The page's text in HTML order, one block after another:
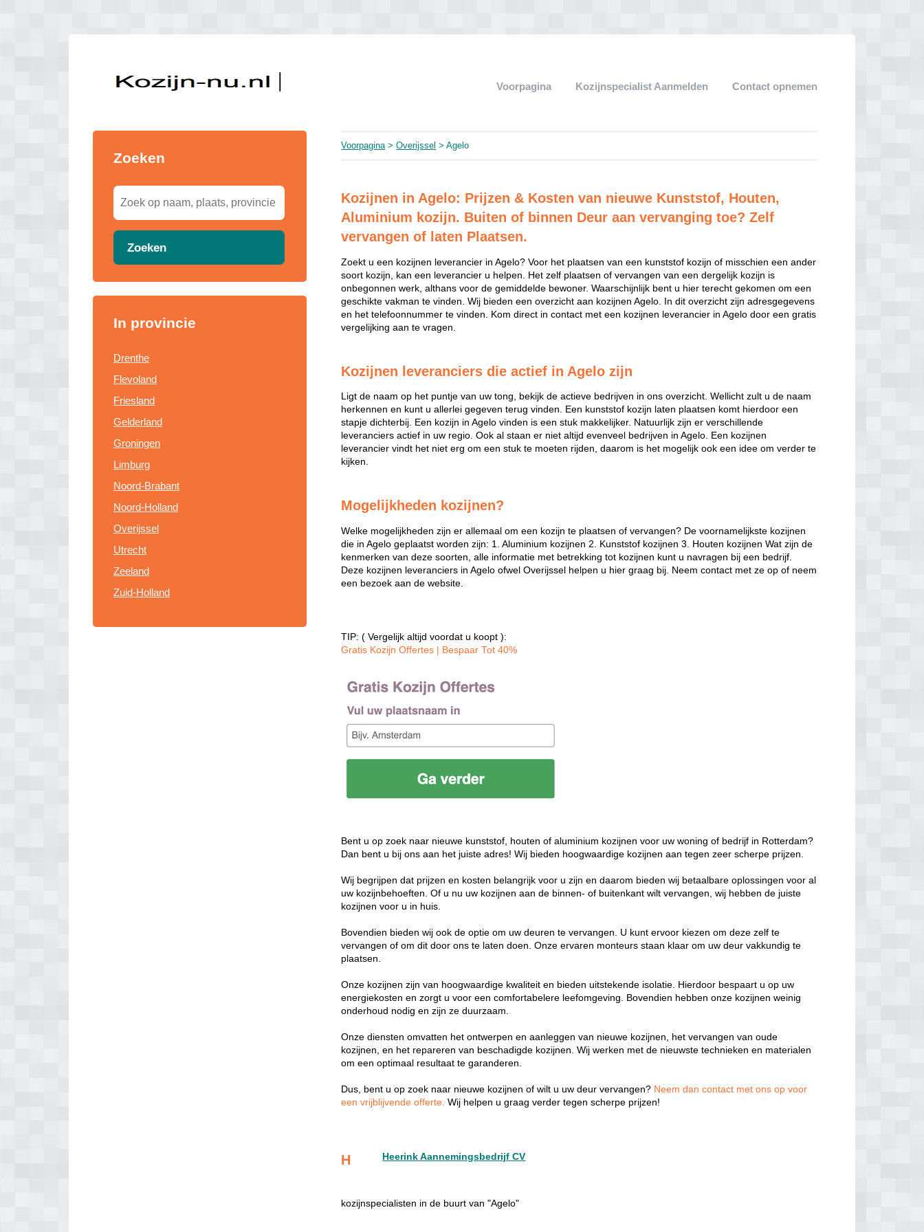
Voorpagina Kozijnspecialist Aanmelden Contact opnemen
Zoeken
Zoeken
In provincie
Drenthe
Flevoland
Friesland
Gelderland
Groningen
Limburg
Noord-Brabant
Noord-Holland
Overijssel
Utrecht
Zeeland
Zuid-Holland
Voorpagina>Overijssel > Agelo
Kozijnen in Agelo: Prijzen & Kosten van nieuwe Kunststof, Houten,
Aluminium kozijn. Buiten of binnen Deur aan vervanging toe? Zelf
vervangen of laten Plaatsen.
Zoekt u een kozijnen leverancier in Agelo? Voor het plaatsen van een kunststof kozijn of misschien een ander
soort kozijn, kan een leverancier u helpen. Het zelf plaatsen of vervangen van een dergelijk kozijn is
onbegonnen werk, althans voor de gemiddelde bewoner. Waarschijnlijk bent u hier terecht gekomen om een
geschikte vakman te vinden. Wij bieden een overzicht aan kozijnen Agelo. In dit overzicht zijn adresgegevens
en het telefoonnummer te vinden. Kom direct in contact met een kozijnen leverancier in Agelo door een gratis
vergelijking aan te vragen.
Kozijnen leveranciers die actief in Agelo zijn
Ligt de naam op het puntje van uw tong, bekijk de actieve bedrijven in ons overzicht. Wellicht zult u de naam
herkennen en kunt u allerlei gegeven terug vinden. Een kunststof kozijn laten plaatsen komt hierdoor een
stapje dichterbij. Een kozijn in Agelo vinden is een stuk makkelijker. Natuurlijk zijn er verschillende
leveranciers actief in uw regio. Ook al staan er niet altijd evenveel bedrijven in Agelo. Een kozijnen
leverancier vindt het niet erg om een stuk te moeten rijden, daarom is het mogelijk ook een idee om verder te
kijken.
Mogelijkheden kozijnen?
Welke mogelijkheden zijn er allemaal om een kozijn te plaatsen of vervangen? De voornamelijkste kozijnen
die in Agelo geplaatst worden zijn: 1. Aluminium kozijnen 2. Kunststof kozijnen 3. Houten kozijnen Wat zijn de
kenmerken van deze soorten, alle informatie met betrekking tot kozijnen kunt u navragen bij een bedrijf.
Deze kozijnen leveranciers in Agelo ofwel Overijssel helpen u hier graag bij. Neem contact met ze op of neem
een bezoek aan de website.
TIP: ( Vergelijk altijd voordat u koopt ):
Gratis Kozijn Offertes | Bespaar Tot 40%‎
Bent u op zoek naar nieuwe kunststof, houten of aluminium kozijnen voor uw woning of bedrijf in Rotterdam?
Dan bent u bij ons aan het juiste adres! Wij bieden hoogwaardige kozijnen aan tegen zeer scherpe prijzen.
Wij begrijpen dat prijzen en kosten belangrijk voor u zijn en daarom bieden wij betaalbare oplossingen voor al
uw kozijnbehoeften. Of u nu uw kozijnen aan de binnen- of buitenkant wilt vervangen, wij hebben de juiste
kozijnen voor u in huis.
Bovendien bieden wij ook de optie om uw deuren te vervangen. U kunt ervoor kiezen om deze zelf te
vervangen of om dit door ons te laten doen. Onze ervaren monteurs staan klaar om uw deur vakkundig te
plaatsen.
Onze kozijnen zijn van hoogwaardige kwaliteit en bieden uitstekende isolatie. Hierdoor bespaart u op uw
energiekosten en zorgt u voor een comfortabelere leefomgeving. Bovendien hebben onze kozijnen weinig
onderhoud nodig en zijn ze duurzaam.
Onze diensten omvatten het ontwerpen en aanleggen van nieuwe kozijnen, het vervangen van oude
kozijnen, en het repareren van beschadigde kozijnen. Wij werken met de nieuwste technieken en materialen
om een optimaal resultaat te garanderen.
Dus, bent u op zoek naar nieuwe kozijnen of wilt u uw deur vervangen? Neem dan contact met ons op voor
een vrijblijvende offerte.Wij helpen u graag verder tegen scherpe prijzen!
H Heerink Aannemingsbedrijf CV
kozijnspecialisten in de buurt van "Agelo"